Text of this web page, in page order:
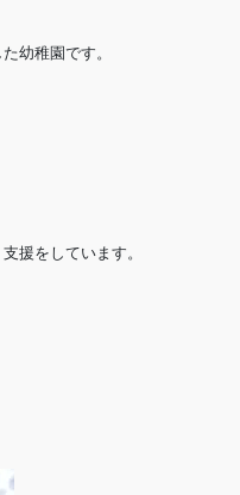
幼稚園です。
援をしています。